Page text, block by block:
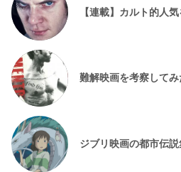
【連載】カルト的人
難解映画を考察してみ
ジブリ映画の都市伝